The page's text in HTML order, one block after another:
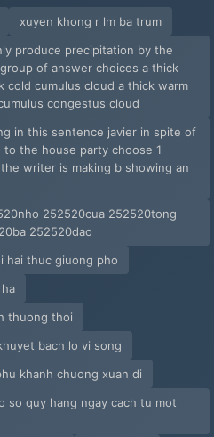
xuyen khong r lm ba trum
produce precipitation by the
of answer choices a thick
cold cumulus cloud a thick warm
congestus cloud
in this sentence javier in spite of
the house party choose 1
writer is making b showing an
252520cua 252520tong
252520dao
hai thuc giuong pho
thuong thoi
bach lo vi song
khanh chuong xuan di
so quy hang ngay cach tu mot